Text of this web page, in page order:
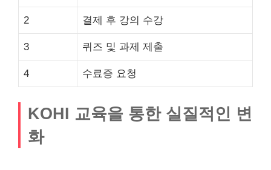
2 결제 후 강의 수강
3 퀴즈 및 과제 제출
4 수료증 요청
KOHI 교육을 통한 실질적인 변
화